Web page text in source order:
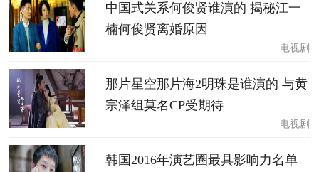
中国式关系何俊贤谁演的 揭秘江一
楠何俊贤离婚原因
电视剧
那片星空那片海2明珠是谁演的 与黄
宗泽组莫名CP受期待
电视剧
韩国2016年演艺圈最具影响力名单